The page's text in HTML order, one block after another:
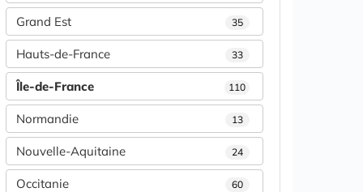
Grand Est 35
Hauts-de-France 33
Île-de-France 110
Normandie 13
Nouvelle-Aquitaine 24
Occitanie 60